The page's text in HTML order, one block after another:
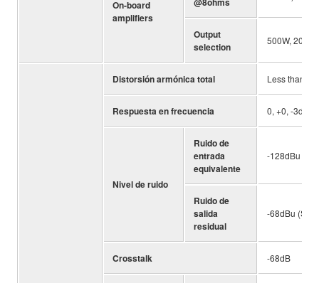
On-board
amplifiers
Output
selection
500W,
Distorsión armónica total Less than
Respuesta en frecuencia 0, +0, -3dB
Nivel de ruido
Ruido de
entrada
equivalente
-128dBu
Ruido de
salida
residual
-68dBu
Crosstalk -68dB